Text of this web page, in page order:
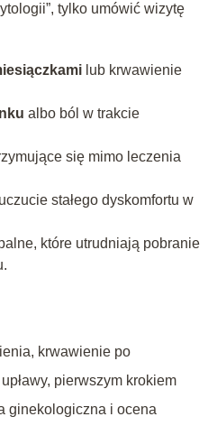
tylko umówić wizytę
lub krwawienie
albo ból w trakcie
się mimo leczenia
stałego dyskomfortu w
które utrudniają pobranie
krwawienie po
pierwszym krokiem
ginekologiczna i ocena